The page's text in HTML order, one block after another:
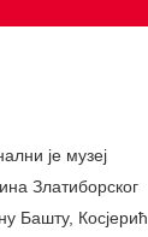
je музеј
Златиборског
Башту, Косјерић,